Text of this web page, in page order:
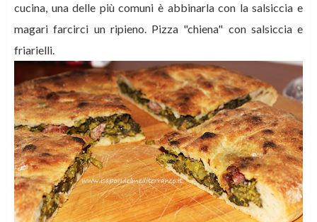
cucina, una delle più comuni è abbinarla con la salsiccia e
magari farcirci un ripieno. Pizza "chiena" con salsiccia e
friarielli.